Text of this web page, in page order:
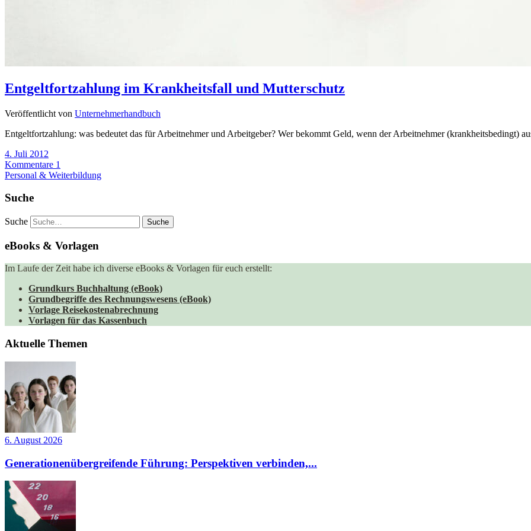
Entgeltfortzahlung im Krankheitsfall und Mutterschutz
Veröffentlicht von Unternehmerhandbuch
Entgeltfortzahlung: was bedeutet das für Arbeitnehmer und Arbeitgeber? Wer bekommt Geld, wenn der Arbeitnehmer (krankheitsbedingt)
4. Juli 2012
Kommentare 1
Personal & Weiterbildung
Suche
Suche
eBooks & Vorlagen
Im Laufe der Zeit habe ich diverse eBooks & Vorlagen für euch erstellt:
Grundkurs Buchhaltung (eBook)
Grundbegriffe des Rechnungswesens (eBook)
Vorlage Reisekostenabrechnung
Vorlagen für das Kassenbuch
Aktuelle Themen
6. August 2026
Generationenübergreifende Führung: Perspektiven verbinden,...